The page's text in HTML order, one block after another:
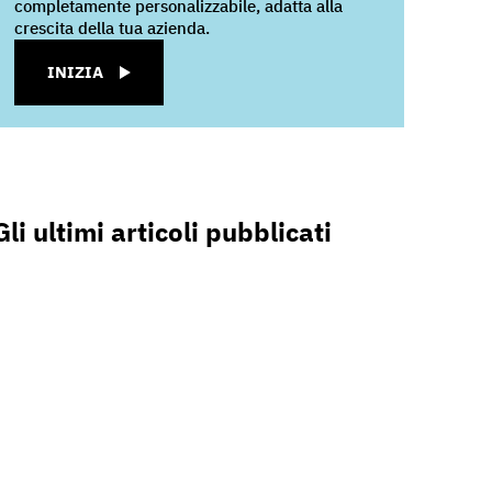
completamente personalizzabile, adatta alla
crescita della tua azienda.
INIZIA
ultimi articoli pubblicati